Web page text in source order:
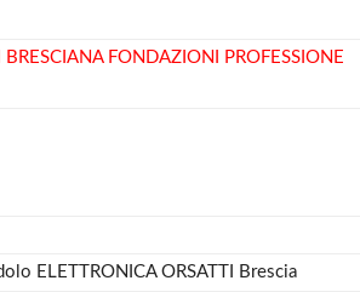
FONDAZIONI PROFESSIONE
ELETTRONICA ORSATTI Brescia